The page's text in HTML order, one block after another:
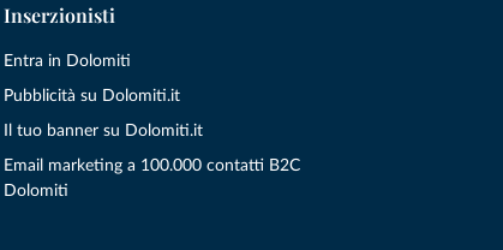
Inserzionisti
Entra in Dolomiti
Pubblicità su Dolomiti.it
Il tuo banner su Dolomiti.it
Email marketing a 100.000 contatti B2C
Dolomiti